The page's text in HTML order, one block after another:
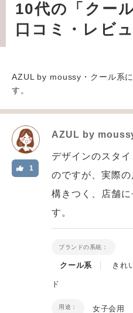
10代の「クー
口コミ・レビ
AZUL by moussy・クール系
す。
AZUL by
1
デザインのスタ
のですが、実際
構きつく、店舗
す。
ブランドの系統：
クール系 きれ
ド
用途： 女子会用